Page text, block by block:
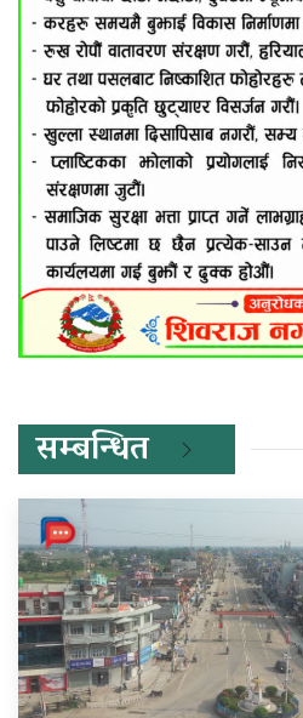
सम्बन्धित